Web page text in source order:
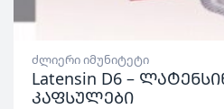
ძლიერი იმუნიტეტი
Latensin D6 –
კაფსულები